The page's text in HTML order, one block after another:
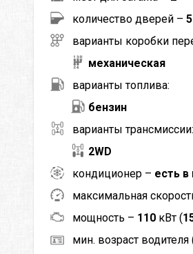
количество дверей – 5
варианты коробки
механическая
варианты топлива:
бензин
варианты трансмиссии:
2WD
кондиционер – есть в
максимальная
мощность – 110 кВт (
мин. возраст водителя